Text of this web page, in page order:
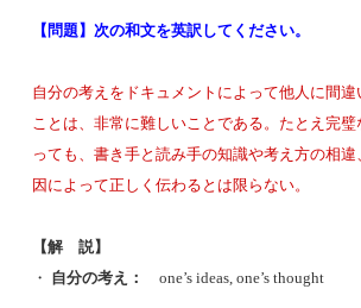
【問題】次の和文を英訳してください。
自分の考えをドキュメントによって他人に間違
ことは、非常に難しいことである。たとえ完
っても、書き手と読み手の知識や考え方の相
因によって正しく伝わるとは限らない。
【解 説】
・ 自分の考え： one’s ideas, one’s thought